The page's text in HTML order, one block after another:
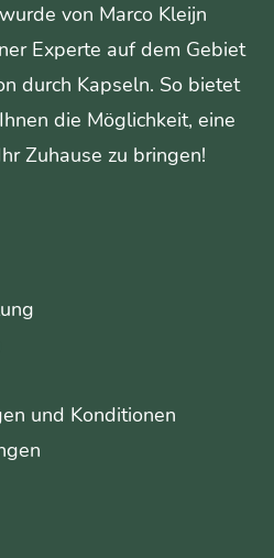
von Marco Kleijn
Experte auf dem Gebiet
durch Kapseln. So bietet
die Möglichkeit, eine
Zuhause zu bringen!
und Konditionen